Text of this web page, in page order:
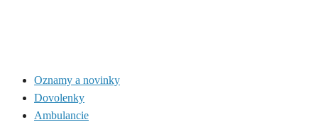
Oznamy a novinky
Dovolenky
Ambulancie